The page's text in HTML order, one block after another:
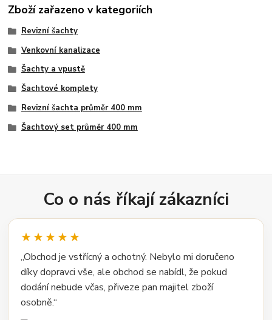
Zboží zařazeno v kategoriích
Revizní šachty
Venkovní kanalizace
Šachty a vpustě
Šachtové komplety
Revizní šachta průměr 400 mm
Šachtový set průměr 400 mm
Co o nás říkají zákazníci
★★★★★
„Obchod je vstřícný a ochotný. Nebylo mi doručeno
díky dopravci vše, ale obchod se nabídl, že pokud
dodání nebude včas, přiveze pan majitel zboží
osobně.“